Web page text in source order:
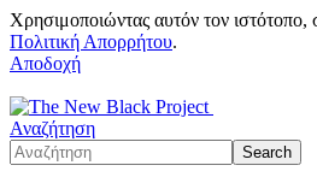
Χρησιμοποιώντας αυτόν τον ιστότοπο,
Πολιτική Απορρήτου.
Αποδοχή
Αναζήτηση